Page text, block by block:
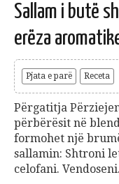
Sallam i butë
erëza
Pjata e parë Receta
Përgatitja
përbërësit në
formohet një
sallamin: Shtroni
celofani.